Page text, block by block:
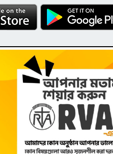
STAY CONNECTED WITH US!